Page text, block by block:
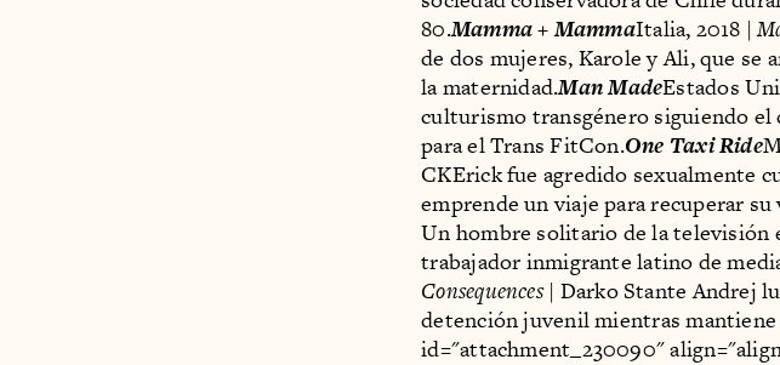
80.Mamma + MammaItalia, 2018 |
de dos mujeres, Karole y Ali, que se
la maternidad.Man MadeEstados
culturismo transgénero siguiendo el
para el Trans FitCon.One Taxi Ride
CKErick fue agredido sexualmente
emprende un viaje para recuperar su
Un hombre solitario de la televisión
trabajador inmigrante latino de
Consequences| Darko Stante Andrej
detención juvenil mientras
id="attachment_230090"